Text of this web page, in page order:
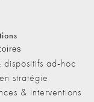
dispositifs ad-hoc
stratégie
& interventions